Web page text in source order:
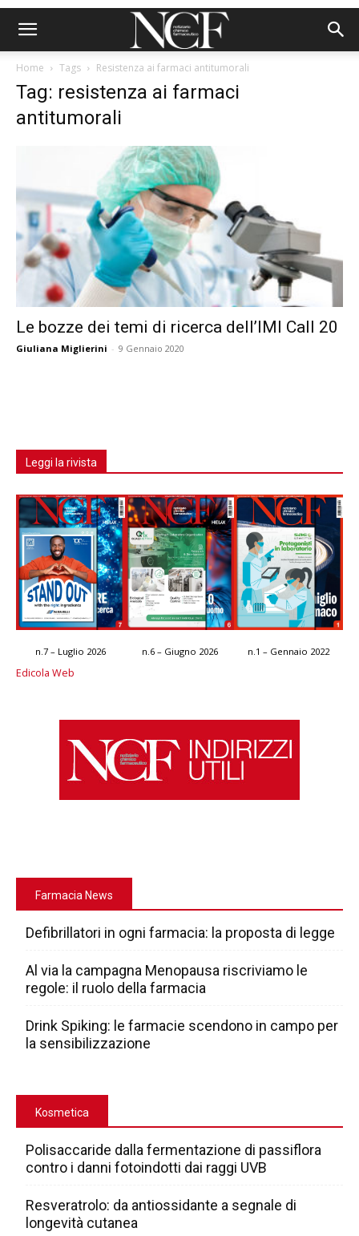
Home Tags Resistenza ai farmaci antitumorali
Tag: resistenza ai farmaci
antitumorali
Le bozze dei temi di ricerca dell’IMI Call 20
Giuliana Miglierini - 9 Gennaio 2020
Leggi la rivista
n.7 – Luglio 2026 n.6 – Giugno 2026 n.1 – Gennaio 2022
Edicola Web
Farmacia News
Defibrillatori in ogni farmacia: la proposta di legge
Al via la campagna Menopausa riscriviamo le
regole: il ruolo della farmacia
Drink Spiking: le farmacie scendono in campo per
la sensibilizzazione
Kosmetica
Polisaccaride dalla fermentazione di passiflora
contro i danni fotoindotti dai raggi UVB
Resveratrolo: da antiossidante a segnale di
longevità cutanea